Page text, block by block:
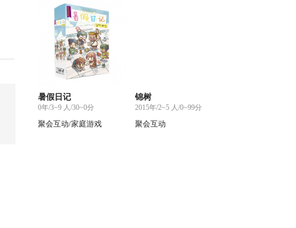
暑假日记
0年/3~9 人/30~0分
聚会互动/家庭游戏
锦树
2015年/2~5 人/0~99分
聚会互动